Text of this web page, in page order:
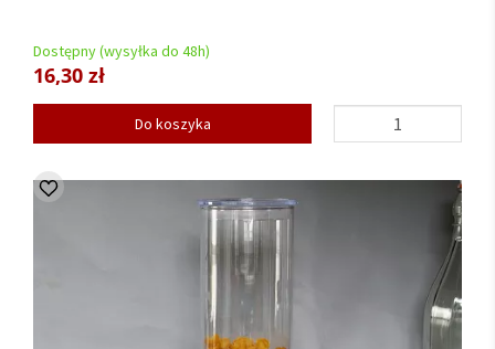
Dostępny (wysyłka do 48h)
16,30 zł
Do koszyka